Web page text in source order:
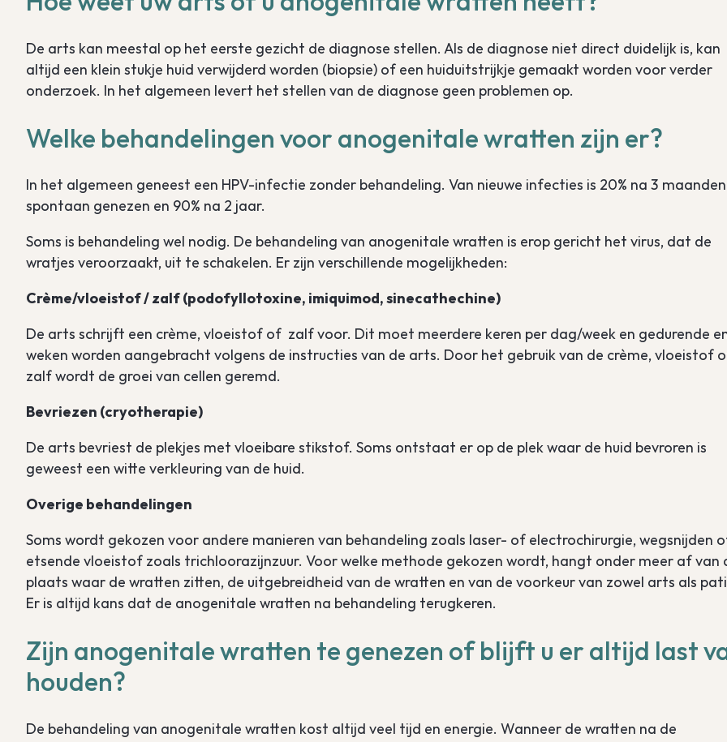
De arts kan meestal op het eerste gezicht de diagnose stellen. Als de diagnose niet direct duidelijk is, kan
altijd een klein stukje huid verwijderd worden (biopsie) of een huiduitstrijkje gemaakt worden voor verder
onderzoek. In het algemeen levert het stellen van de diagnose geen problemen op.
Welke behandelingen voor anogenitale wratten zijn er?
In het algemeen geneest een HPV-infectie zonder behandeling. Van nieuwe infecties is 20% na 3 maanden
spontaan genezen en 90% na 2 jaar.
Soms is behandeling wel nodig. De behandeling van anogenitale wratten is erop gericht het virus, dat de
wratjes veroorzaakt, uit te schakelen. Er zijn verschillende mogelijkheden:
Crème/vloeistof / zalf (podofyllotoxine, imiquimod, sinecathechine)
De arts schrijft een crème, vloeistof of zalf voor. Dit moet meerdere keren per dag/week en gedurende
weken worden aangebracht volgens de instructies van de arts. Door het gebruik van de crème, vloeistof
zalf wordt de groei van cellen geremd.
Bevriezen (cryotherapie)
De arts bevriest de plekjes met vloeibare stikstof. Soms ontstaat er op de plek waar de huid bevroren is
geweest een witte verkleuring van de huid.
Overige behandelingen
Soms wordt gekozen voor andere manieren van behandeling zoals laser- of electrochirurgie, wegsnijden
etsende vloeistof zoals trichloorazijnzuur. Voor welke methode gekozen wordt, hangt onder meer af van
plaats waar de wratten zitten, de uitgebreidheid van de wratten en van de voorkeur van zowel arts als
Er is altijd kans dat de anogenitale wratten na behandeling terugkeren.
Zijn anogenitale wratten te genezen of blijft u er altijd last
houden?
De behandeling van anogenitale wratten kost altijd veel tijd en energie. Wanneer de wratten na de